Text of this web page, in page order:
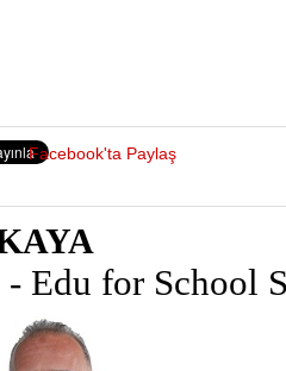
Facebook'ta Paylaş
Edu for School